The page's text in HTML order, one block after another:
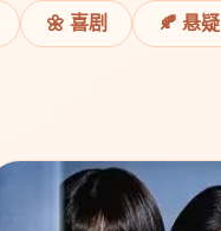
🌼 喜剧 🍂 悬疑